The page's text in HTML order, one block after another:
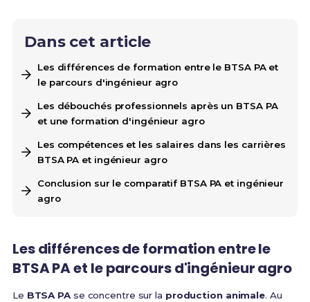
Dans cet article
Les différences de formation entre le BTSA PA et
le parcours d'ingénieur agro
Les débouchés professionnels après un BTSA PA
et une formation d'ingénieur agro
Les compétences et les salaires dans les carrières
BTSA PA et ingénieur agro
Conclusion sur le comparatif BTSA PA et ingénieur
agro
Les différences de formation entre le
BTSA PA et le parcours d'ingénieur agro
Le BTSA PAse concentre sur la production animale. Au